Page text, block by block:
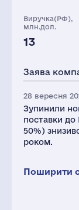
Виручка(РФ),
млн.дол.
13
869
Заява
28 вересня
Зупинили
поставки до
50%)
роком.
Поширити